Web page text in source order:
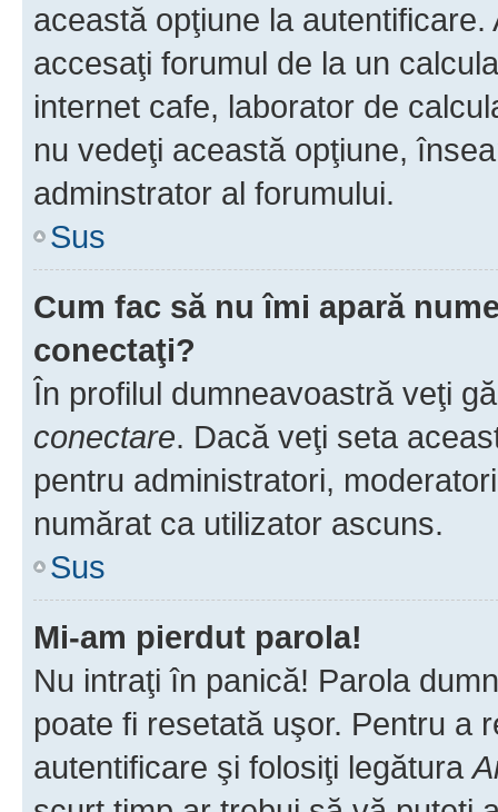
această opţiune la
accesaţi forumul de la un
internet cafe, laborator de
nu vedeţi această opţiune,
adminstrator al forumului.
Sus
Cum fac să nu îmi apară
conectaţi?
În profilul dumneavoastră veţi
conectare. Dacă veţi seta
pentru administratori,
numărat ca utilizator ascuns.
Sus
Mi-am pierdut parola!
Nu intraţi în panică! Parola
poate fi resetată uşor. Pentru a
autentificare şi folosiţi legătura